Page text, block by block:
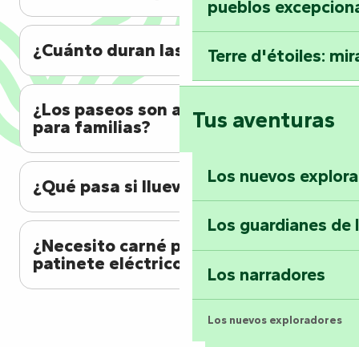
pueblos
Terre d'étoiles:
Tus aventuras
Los nuevos
Los guardianes de
Los narradores
Los nuevos exploradores
¿Cuánto duran las visitas?
¿Los paseos son adecuados
para familias?
¿Qué pasa si llueve?
¿Necesito carné para usar un
patinete eléctrico?